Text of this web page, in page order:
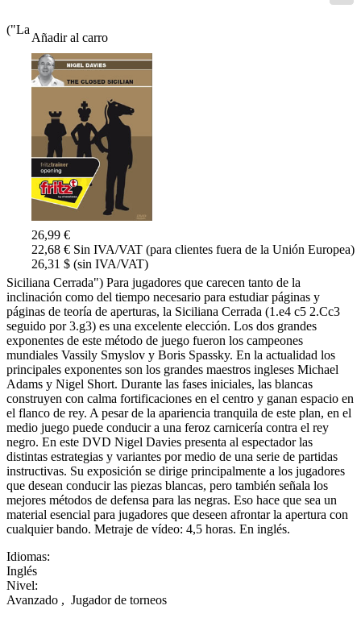
Añadir al carro
26,99 €
22,68 € Sin IVA/VAT (para clientes fuera de la Unión Europea)
26,31 $ (sin IVA/VAT)
("La
Siciliana Cerrada") Para jugadores que carecen tanto de la
inclinación como del tiempo necesario para estudiar páginas y
páginas de teoría de aperturas, la Siciliana Cerrada (1.e4 c5 2.Cc3
seguido por 3.g3) es una excelente elección. Los dos grandes
exponentes de este método de juego fueron los campeones
mundiales Vassily Smyslov y Boris Spassky. En la actualidad los
principales exponentes son los grandes maestros ingleses Michael
Adams y Nigel Short. Durante las fases iniciales, las blancas
construyen con calma fortificaciones en el centro y ganan espacio en
el flanco de rey. A pesar de la apariencia tranquila de este plan, en el
medio juego puede conducir a una feroz carnicería contra el rey
negro. En este DVD Nigel Davies presenta al espectador las
distintas estrategias y variantes por medio de una serie de partidas
instructivas. Su exposición se dirige principalmente a los jugadores
que desean conducir las piezas blancas, pero también señala los
mejores métodos de defensa para las negras. Eso hace que sea un
material esencial para jugadores que deseen afrontar la apertura con
cualquier bando. Metraje de vídeo: 4,5 horas. En inglés.
Idiomas:
Inglés
Nivel:
Avanzado , Jugador de torneos